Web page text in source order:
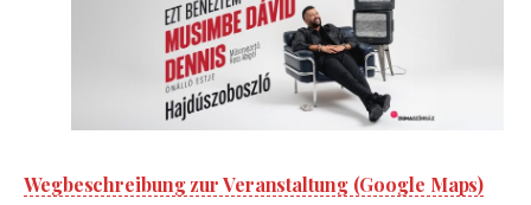
Wegbeschreibung zur Veranstaltung (Google Maps)